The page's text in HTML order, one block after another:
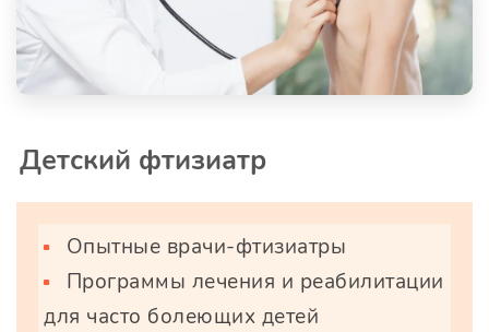
Детский фтизиатр
Опытные врачи-фтизиатры
Программы лечения и реабилитации
для часто болеющих детей